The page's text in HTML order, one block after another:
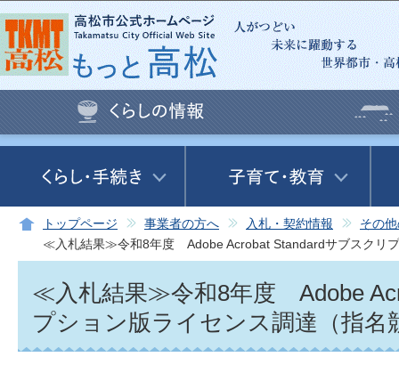
この
トップページ 事業者の方へ 入札・契約情報
その
≪入札結果≫令和8年度 Adobe Acrobat Standardサブスクリ
≪入札結果≫令和8年度 Adobe
プション版ライセンス調達（指名